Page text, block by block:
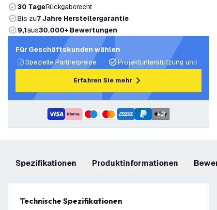
30 TageRückgaberecht
Bis zu7 Jahre Herstellergarantie
9,1aus30.000+ Bewertungen
Für Geschäftskunden wählen
Spezielle Partnerpreise
Projektunterstützung und
Erfahren Sie mehr
+2
Spezifikationen Produktinformationen
Technische Spezifikationen